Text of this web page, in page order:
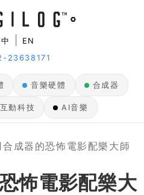
EN
23638171
音樂硬體 合成器
互動科技 AI音樂
成器的恐怖電影配樂大師
怖電影配樂大